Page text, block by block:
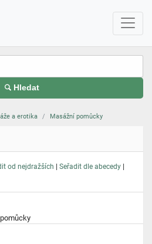
Hledat
a erotika Masážní pomůcky
od nejdražších | Seřadit dle abecedy |